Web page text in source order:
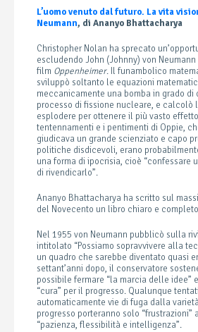
L’uomo venuto dal futuro. La vita
Neumann, di Ananyo Bhattacharya
Christopher Nolan ha sprecato
escludendo John (Johnny) von
film Oppenheimer. Il funambolico
sviluppò soltanto le equazioni
meccanicamente una bomba in grado di
processo di fissione nucleare, e calcolò
esplodere per ottenere il più vasto effetto
tentennamenti e i pentimenti di Oppie,
giudicava un grande scienziato e capo
politiche disdicevoli, erano
una forma di ipocrisia, cioè “confessare
di rivendicarlo”.
Ananyo Bhattacharya ha scritto sul
del Novecento un libro chiaro e
Nel 1955 von Neumann pubblicò sulla
intitolato “Possiamo sopravvivere alla
un quadro che sarebbe diventato quasi
settant’anni dopo, il conservatore
possibile fermare “la marcia delle idee”
“cura” per il progresso. Qualunque
automaticamente vie di fuga dalla
progresso porteranno solo “frustrazioni”
“pazienza, flessibilità e intelligenza”.